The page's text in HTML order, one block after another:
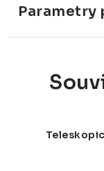
Parametry